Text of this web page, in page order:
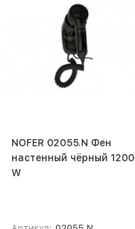
NOFER 02055.N Фен
настенный чёрный 1200
W